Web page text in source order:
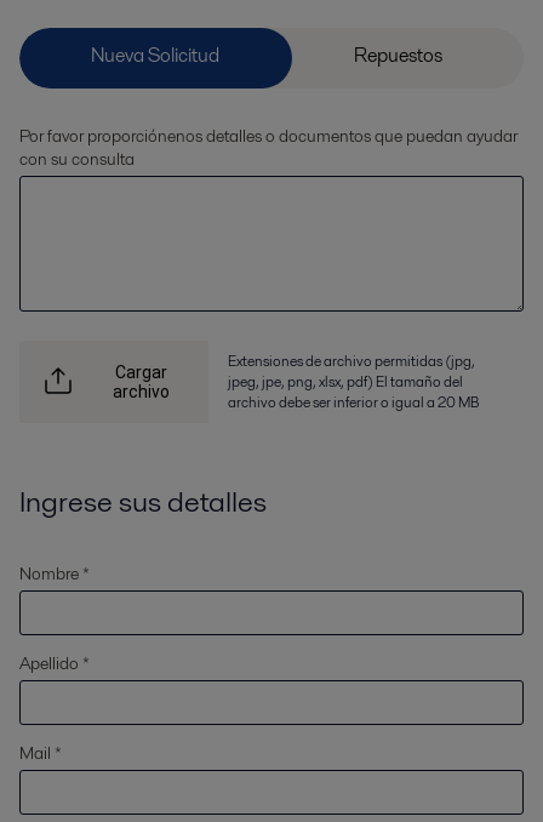
Por favor proporciónenos detalles o documentos que puedan ayudar
con su consulta
Cargar
archivo
Extensiones de archivo permitidas (jpg,
jpeg, jpe, png, xlsx, pdf) El tamaño del
archivo debe ser inferior o igual a 20 MB
Ingrese sus detalles
Nombre *
Apellido *
Mail *